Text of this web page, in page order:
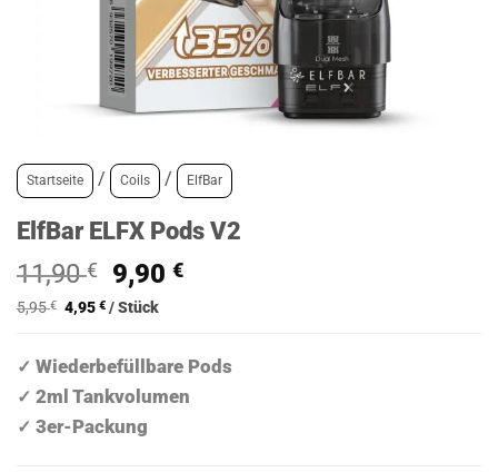
Startseite / Coils / ElfBar
ElfBar ELFX Pods V2
11,90€
Ursprünglicher
Preis
11,90 €
9,90€Aktueller
9,90 €.
5,95€ 4,95€ /Stück
✓ Wiederbefüllbare Pods
✓ 2ml Tankvolumen
✓ 3er-Packung